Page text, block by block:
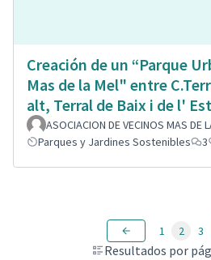
Creación de un “Parque
Mas de la Mel" entre
alt, Terral de Baix i de l'
ASOCIACION DE VECINOS MAS DE
Parques y Jardines Sostenibles
3
Resultados por
1 2 3